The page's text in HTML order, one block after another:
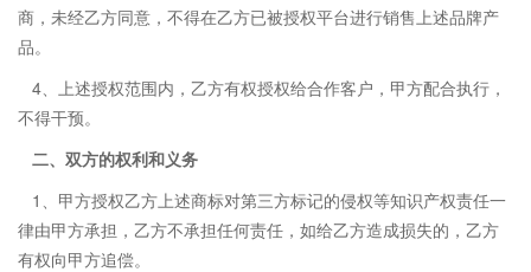
商，未经乙方同意，不得在乙方已被授权平台进行销售上述品牌产
品。
4、上述授权范围内，乙方有权授权给合作客户，甲方配合执行，
不得干预。
二、双方的权利和义务
1、甲方授权乙方上述商标对第三方标记的侵权等知识产权责任一
律由甲方承担，乙方不承担任何责任，如给乙方造成损失的，乙方
有权向甲方追偿。